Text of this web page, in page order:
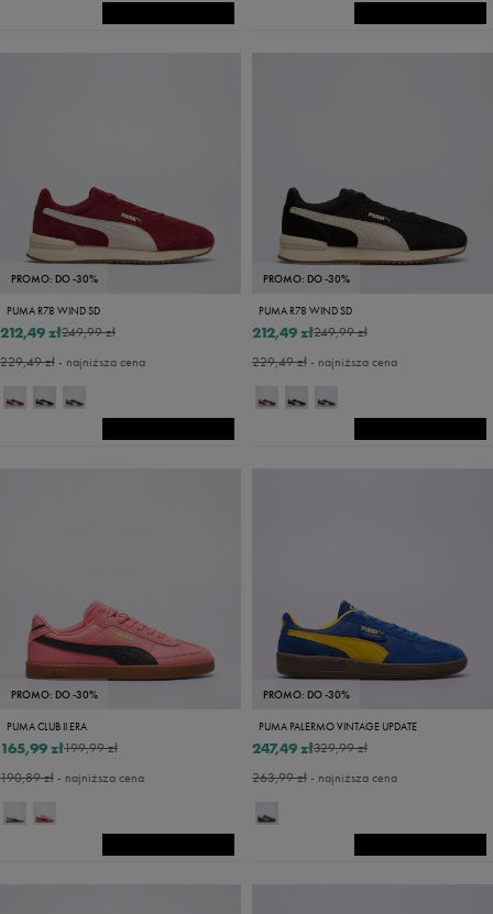
PROMO: DO -30%
PUMA R78 WIND SD
249,99 zł
212,49 zł
229,49 zł- najniższa cena
PROMO: DO -30%
PUMA R78 WIND SD
249,99 zł
212,49 zł
229,49 zł- najniższa cena
PROMO: DO -30%
PUMA CLUB II ERA
199,99 zł
165,99 zł
190,89 zł- najniższa cena
PROMO: DO -30%
PUMA PALERMO VINTAGE UPDATE
329,99 zł
247,49 zł
263,99 zł- najniższa cena